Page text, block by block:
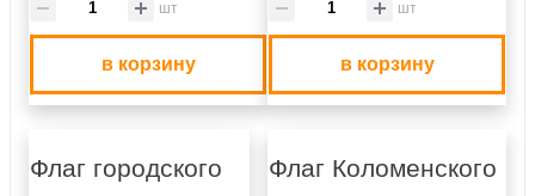
шт
в корзину
шт
в корзину
Флаг городского
Флаг Коломенского